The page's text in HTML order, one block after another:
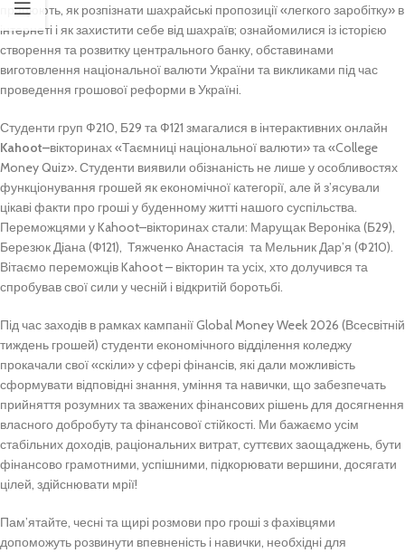
працюють, як розпізнати шахрайські пропозиції «легкого заробітку» в
інтернеті і як захистити себе від шахраїв; ознайомилися із історією
створення та розвитку центрального банку, обставинами
виготовлення національної валюти України та викликами під час
проведення грошової реформи в Україні.
Студенти груп Ф210, Б29 та Ф121 змагалися в інтерактивних онлайн
Kahoot–вікторинах «Таємниці національної валюти» та «College
Money Quiz».Студенти виявили обізнаність не лише у особливостях
функціонування грошей як економічної категорії, але й з’ясували
цікаві факти про гроші у буденному житті нашого суспільства.
Переможцями у Kahoot–вікторинах стали: Марущак Вероніка (Б29),
Березюк Діана (Ф121), Тяжченко Анастасія та Мельник Дар’я (Ф210).
Вітаємо переможців Kahoot – вікторин та усіх, хто долучився та
спробував свої сили у чесній і відкритій боротьбі.
Під час заходів в рамках кампанії Global Money Week 2026 (Всесвітній
тиждень грошей) студенти економічного відділення коледжу
прокачали свої «скіли» у сфері фінансів, які дали можливість
сформувати відповідні знання, уміння та навички, що забезпечать
прийняття розумних та зважених фінансових рішень для досягнення
власного добробуту та фінансової стійкості. Ми бажаємо усім
стабільних доходів, раціональних витрат, суттєвих заощаджень, бути
фінансово грамотними, успішними, підкорювати вершини, досягати
цілей, здійснювати мрії!
Пам’ятайте, чесні та щирі розмови про гроші з фахівцями
допоможуть розвинути впевненість і навички, необхідні для